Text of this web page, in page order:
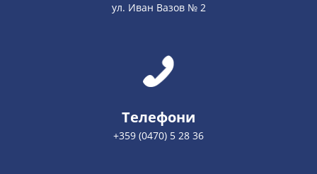
ул. Иван Вазов № 2
Телефони
+359 (0470) 5 28 36